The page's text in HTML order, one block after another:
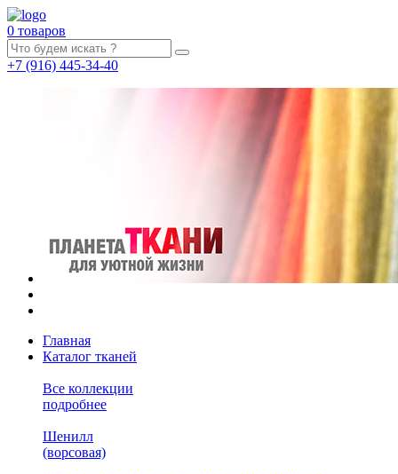
0 товаров
+7 (916) 445-34-40
Главная
Каталог тканей
Все коллекции
подробнее
Шенилл
(ворсовая)